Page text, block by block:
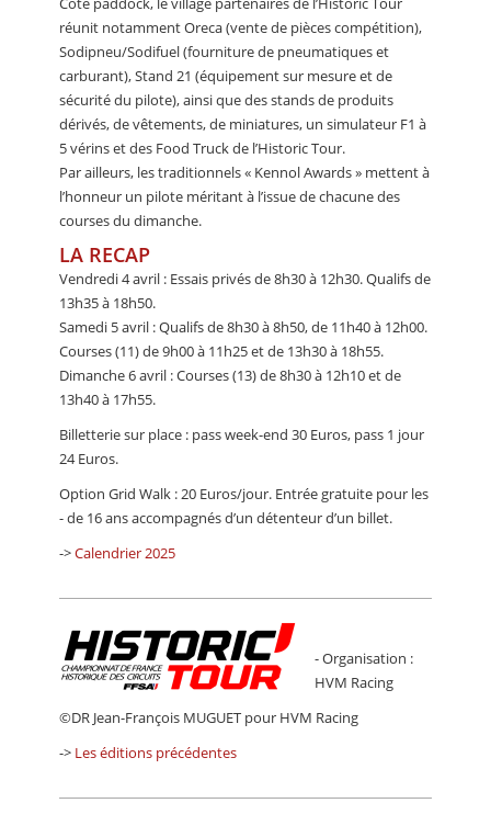
réunit notamment Oreca (vente de pièces compétition),
Sodipneu/Sodifuel (fourniture de pneumatiques et
carburant), Stand 21 (équipement sur mesure et de
sécurité du pilote), ainsi que des stands de produits
dérivés, de vêtements, de miniatures, un simulateur F1 à
5 vérins et des Food Truck de l’Historic Tour.
Par ailleurs, les traditionnels « Kennol Awards » mettent à
l’honneur un pilote méritant à l’issue de chacune des
courses du dimanche.
LA RECAP
Vendredi 4 avril : Essais privés de 8h30 à 12h30. Qualifs de
13h35 à 18h50.
Samedi 5 avril : Qualifs de 8h30 à 8h50, de 11h40 à 12h00.
Courses (11) de 9h00 à 11h25 et de 13h30 à 18h55.
Dimanche 6 avril : Courses (13) de 8h30 à 12h10 et de
13h40 à 17h55.
Billetterie sur place : pass week-end 30 Euros, pass 1 jour
24 Euros.
Option Grid Walk : 20 Euros/jour. Entrée gratuite pour les
- de 16 ans accompagnés d’un détenteur d’un billet.
->Calendrier 2025
- Organisation :
HVM Racing
©DR Jean-François MUGUET pour HVM Racing
-> Les éditions précédentes